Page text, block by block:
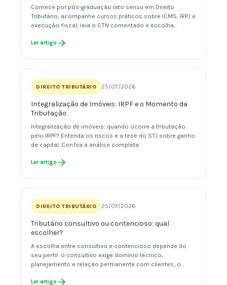
Comece por pós-graduação lato sensu em Direito
Tributário, acompanhe cursos práticos sobre ICMS, IRPJ e
execução fiscal, leia o CTN comentado e escolha…
Ler artigo
DIREITO TRIBUTÁRIO 25/07/2026
Integralização de Imóveis: IRPF e o Momento da
Tributação
Integralização de imóveis: quando ocorre a tributação
pelo IRPF? Entenda os riscos e a tese do STJ sobre ganho
de capital. Confira a análise completa.
Ler artigo
DIREITO TRIBUTÁRIO 25/07/2026
Tributário consultivo ou contencioso: qual
escolher?
A escolha entre consultivo e contencioso depende do
seu perfil: o consultivo exige domínio técnico,
planejamento e relação permanente com clientes; o…
Ler artigo